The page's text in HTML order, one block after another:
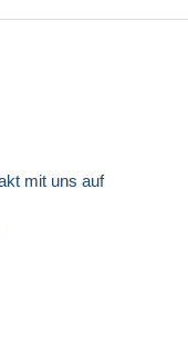
mit uns auf